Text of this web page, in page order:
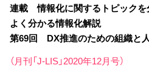
連載 情報化に関するトピックを
よく分かる情報化解説
第69回 DX推進のための組織と人
（月刊「J-LIS」2020年12月号）